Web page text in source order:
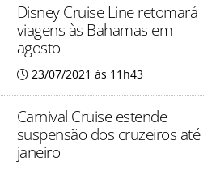
Disney Cruise Line retomará
viagens às Bahamas em
agosto
23/07/2021 às 11h43
Carnival Cruise estende
suspensão dos cruzeiros até
janeiro